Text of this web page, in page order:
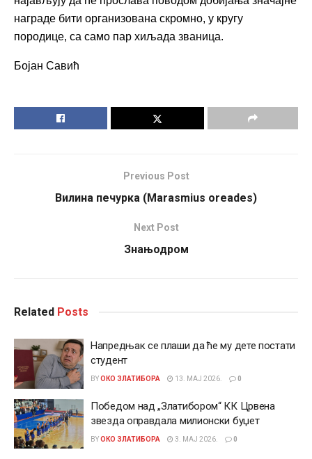
награде бити организована скромно, у кругу
породице, са само пар хиљада званица.
Бојан Савић
Previous Post
Вилина печурка (Marasmius oreades)
Next Post
Знањодром
Related Posts
Напредњак се плаши да ће му дете постати
студент
BYОКО ЗЛАТИБОРА 13. МАЈ 2026. 0
Победом над „Златибором“ КК Црвена
звезда оправдала милионски буџет
BYОКО ЗЛАТИБОРА 3. МАЈ 2026. 0